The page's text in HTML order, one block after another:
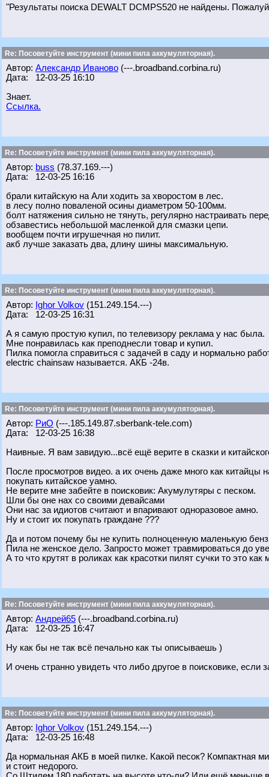
"Результаты поиска DEWALT DCMPS520 не найдены.
Re: Посоветуйте инструмент (мини пила аккумуляторная).
Автор: Александр Иваново (---.broadband.corbina.ru)
Дата: 12-03-25 16:10
Знает.
Ссылка.
Re: Посоветуйте инструмент (мини пила аккумуляторная).
Автор: buss (78.37.169.---)
Дата: 12-03-25 16:16
брали китайскую на Али ходить за хворостом в лес.
в лесу полно поваленой осины диаметром 50-100мм.
болт натяжения сильно не тянуть, регулярно настраивать
обзавестись небольшой масленкой для смазки цепи.
вообщем почти игрушечная но пилит.
акб лучше заказать два, длину шины максимальную.
Re: Посоветуйте инструмент (мини пила аккумуляторная).
Автор: Ighor Volkov (151.249.154.---)
Дата: 12-03-25 16:31
А я самую простую купил, по телевизору реклама у нас была.
Мне понравилась как преподнесли товар и купил.
Пилка помогла справиться с задачей в саду и нормально
electric chainsaw называется. АКБ -24в.
Re: Посоветуйте инструмент (мини пила аккумуляторная).
Автор: РиО (---.185.149.87.sberbank-tele.com)
Дата: 12-03-25 16:38
Наивные. Я вам завидую...всё ещё верите в сказки и
После просмотров видео. а их очень даже много как китайцы
покупать китайское уамно.
Не верите мне забейте в поисковик: Акумулутяры с песком.
Шли бы оне нах со своими девайсами
Они нас за идиотов считают и впаривают одноразовое амно.
Ну и стоит их покупать граждане ???
Да и потом почему бы не купить полноценную маленькую
Пила не женское дело. Запросто может травмироваться до
А то что крутят в роликах как красотки пилят сучки то это
Re: Посоветуйте инструмент (мини пила аккумуляторная).
Автор: Андрей65 (---.broadband.corbina.ru)
Дата: 12-03-25 16:47
Ну как бы не так всё печально как ты описываешь )
И очень странно увидеть что либо другое в поисковике, если
Re: Посоветуйте инструмент (мини пила аккумуляторная).
Автор: Ighor Volkov (151.249.154.---)
Дата: 12-03-25 16:48
Да нормальная АКБ в моей пилке. Какой песок? Компактная
и стоит недорого.